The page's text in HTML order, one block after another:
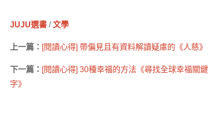
JUJU選書 /文學
上一篇： [閱讀心得] 帶偏見且有資料解讀疑慮的《人慈》
下一篇： [閱讀心得] 30種幸福的方法《尋找全球幸福關鍵
字》